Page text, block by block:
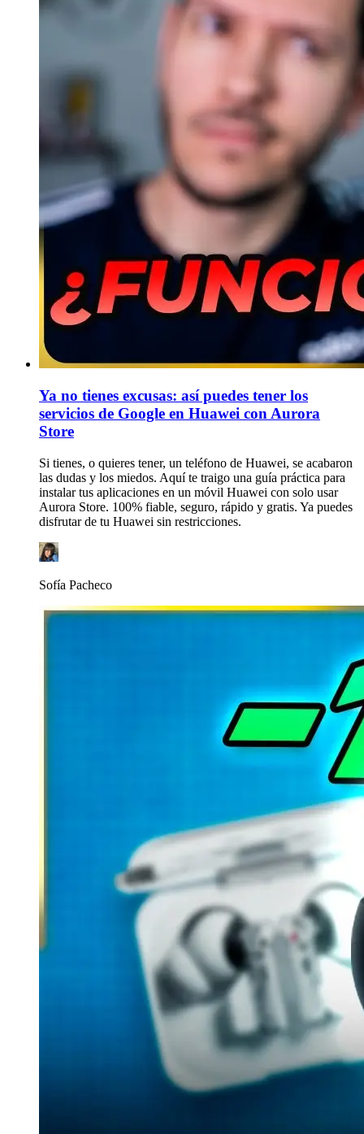
Ya no tienes excusas: así puedes tener los
servicios de Google en Huawei con Aurora
Store
Si tienes, o quieres tener, un teléfono de Huawei, se acabaron
las dudas y los miedos. Aquí te traigo una guía práctica para
instalar tus aplicaciones en un móvil Huawei con solo usar
Aurora Store. 100% fiable, seguro, rápido y gratis. Ya puedes
disfrutar de tu Huawei sin restricciones.
Sofía Pacheco